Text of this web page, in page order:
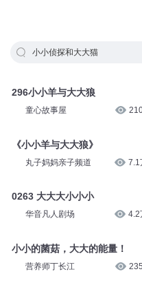
小小侦探和大大猫
296小小羊与大大狼
童心故事屋
《小小羊与大大狼》
丸子妈妈亲子频道 7.1
0263 大大大小小小
华音凡人剧场 4.2
小小的菌菇，大大的能量！
营养师丁长江